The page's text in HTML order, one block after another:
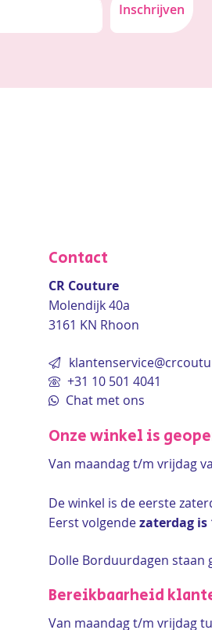
Inschrijven
Contact
CR Couture
Molendijk 40a
3161 KN Rhoon
+31 10 501 4041
Chat met ons
Onze winkel is
Van maandag t/m vrijdag
De winkel is de eerste
Eerst volgendezaterdag is
Dolle Borduurdagen staan
Bereikbaarheid
Van maandag t/m vrijdag